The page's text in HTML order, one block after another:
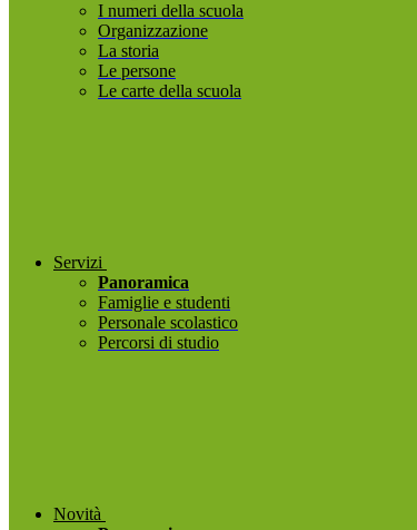
I numeri della scuola
Organizzazione
La storia
Le persone
Le carte della scuola
Servizi
Panoramica
Famiglie e studenti
Personale scolastico
Percorsi di studio
Novità